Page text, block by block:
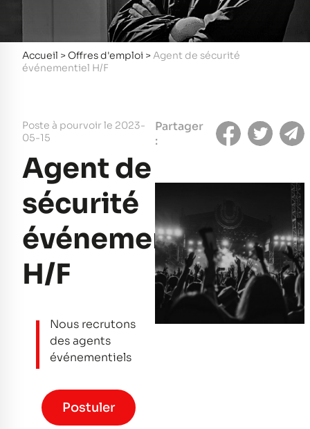
Accueil >Offres d'emploi >Agent de sécurité
événementiel H/F
Poste à pourvoir le 2023-
05-15
Agent de
sécurité
événementiel
H/F
Nous recrutons
des agents
événementiels
Postuler
Partager
: